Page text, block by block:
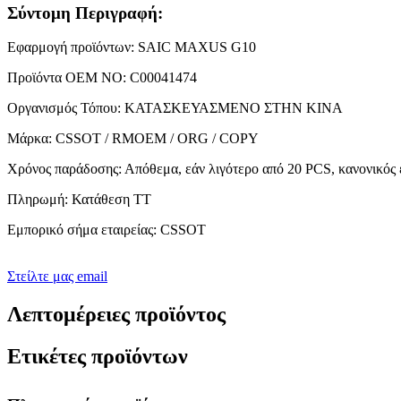
Σύντομη Περιγραφή:
Εφαρμογή προϊόντων: SAIC MAXUS G10
Προϊόντα OEM NO: C00041474
Οργανισμός Τόπου: ΚΑΤΑΣΚΕΥΑΣΜΕΝΟ ΣΤΗΝ ΚΙΝΑ
Μάρκα: CSSOT / RMOEM / ORG / COPY
Χρόνος παράδοσης: Απόθεμα, εάν λιγότερο από 20 PCS, κανονικός
Πληρωμή: Κατάθεση TT
Εμπορικό σήμα εταιρείας: CSSOT
Στείλτε μας email
Λεπτομέρειες προϊόντος
Ετικέτες προϊόντων